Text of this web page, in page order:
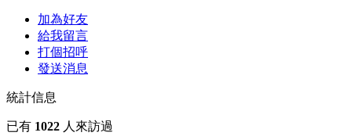
加為好友
給我留言
打個招呼
發送消息
統計信息
已有 1022 人來訪過